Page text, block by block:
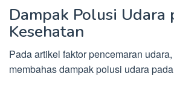
Dampak Polusi Udara
Kesehatan
Pada artikel faktor pencemaran
membahas dampak polusi udara